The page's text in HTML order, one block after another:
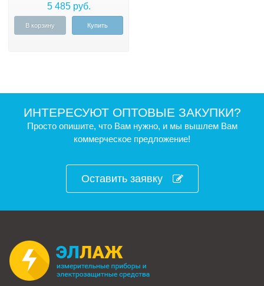
5 485 руб.
В корзину Купить
ИНТЕРЕСУЮТ ОПТОВЫЕ ЗАКУПКИ?
Просто опишите, что Вам нужно, и мы вышлем Вам
коммерческое предложение!
Оставить заявку